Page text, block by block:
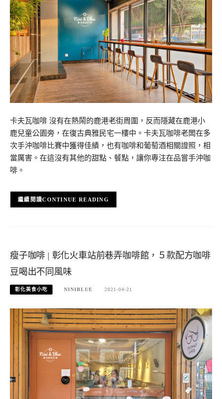
卡夫瓦咖啡 沒有在熱鬧的鹿港老街周圍，反而隱藏在鹿港小
鹿兒童公園旁，在復古典雅民宅一樓中。卡夫瓦咖啡老闆在多
次手沖咖啡比賽中獲得佳績，也有咖啡和葡萄酒相關證照，相
當厲害。在這沒有其他的甜點、餐點，讓你專注在品嘗手沖咖
啡。
CONTINUE READING
瘦子咖啡 | 彰化火車站前巷弄咖啡館，５款配方咖啡
豆喝出不同風味
彰化美食小吃 NINIBLUE 2021-04-21